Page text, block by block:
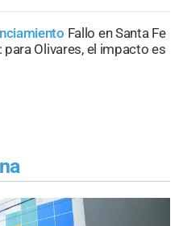
Fallo en Santa Fe
Olivares, el impacto es